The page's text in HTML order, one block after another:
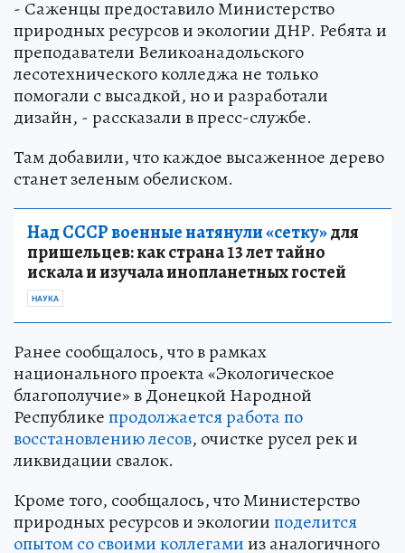
- Саженцы предоставило Министерство
природных ресурсов и экологии ДНР. Ребята и
преподаватели Великоанадольского
лесотехнического колледжа не только
помогали с высадкой, но и разработали
дизайн, - рассказали в пресс-службе.
Там добавили, что каждое высаженное дерево
станет зеленым обелиском.
Над СССР военные натянули «сетку»для
пришельцев: как страна 13 лет тайно
искала и изучала инопланетных гостей
НАУКА
Ранее сообщалось, что в рамках
национального проекта «Экологическое
благополучие» в Донецкой Народной
Республикепродолжается работа по
восстановлению лесов, очистке русел рек и
ликвидации свалок.
Кроме того, сообщалось, что Министерство
природных ресурсов и экологииподелится
опытом со своими коллегамииз аналогичного